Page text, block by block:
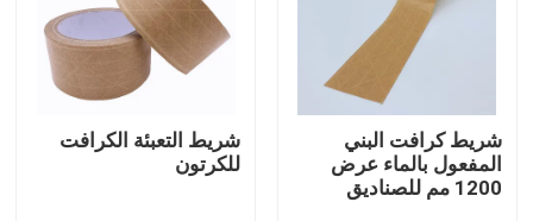
معلومات عنا
جولة في المصنع
شريط كرافت البني
المفعول بالماء عرض
1200 مم للصناديق
شريط التعبئة الكرافت
للكرتون